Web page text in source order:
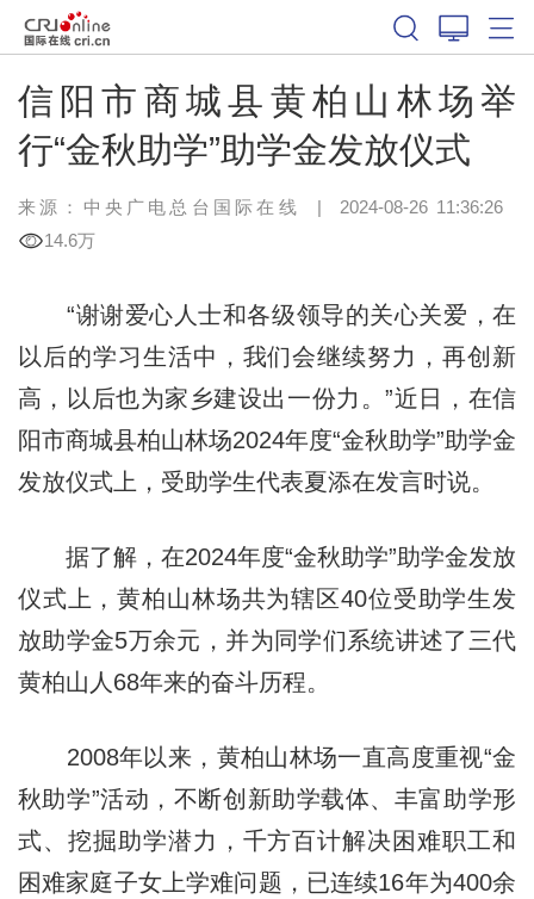
信阳市商城县黄柏山林场举
行“金秋助学”助学金发放仪式
来源：中央广电总台国际在线 | 2024-08-26 11:36:26
14.6万
“谢谢爱心人士和各级领导的关心关爱，在
以后的学习生活中，我们会继续努力，再创新
高，以后也为家乡建设出一份力。”近日，在信
阳市商城县柏山林场2024年度“金秋助学”助学金
发放仪式上，受助学生代表夏添在发言时说。
据了解，在2024年度“金秋助学”助学金发放
仪式上，黄柏山林场共为辖区40位受助学生发
放助学金5万余元，并为同学们系统讲述了三代
黄柏山人68年来的奋斗历程。
2008年以来，黄柏山林场一直高度重视“金
秋助学”活动，不断创新助学载体、丰富助学形
式、挖掘助学潜力，千方百计解决困难职工和
困难家庭子女上学难问题，已连续16年为400余